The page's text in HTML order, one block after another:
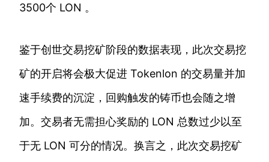
3500个 LON 。
鉴于创世交易挖矿阶段的数据表现，此次交易挖
矿的开启将会极大促进 Tokenlon 的交易量并加
速手续费的沉淀，回购触发的铸币也会随之增
加。交易者无需担心奖励的 LON 总数过少以至
于无 LON 可分的情况。换言之，此次交易挖矿